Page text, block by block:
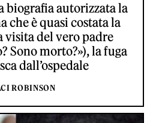
biografia autorizzata la
che è quasi costata la
visita del vero padre
Sono morto?»), la fuga
dall’ospedale
ROBINSON